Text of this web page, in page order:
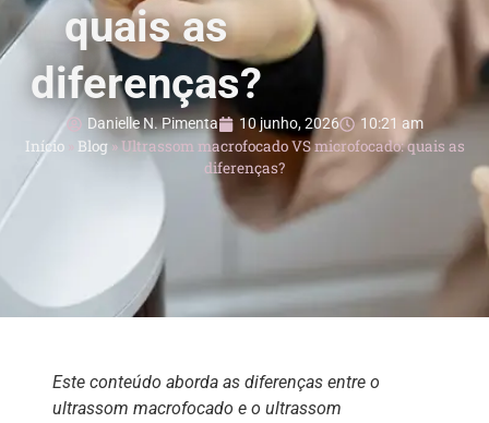
quais as
diferenças?
Danielle N. Pimenta 10 junho, 2026 10:21 am
Início» Blog»Ultrassom macrofocado VS microfocado: quais as
diferenças?
Este conteúdo aborda as diferenças entre o
ultrassom macrofocado e o ultrassom